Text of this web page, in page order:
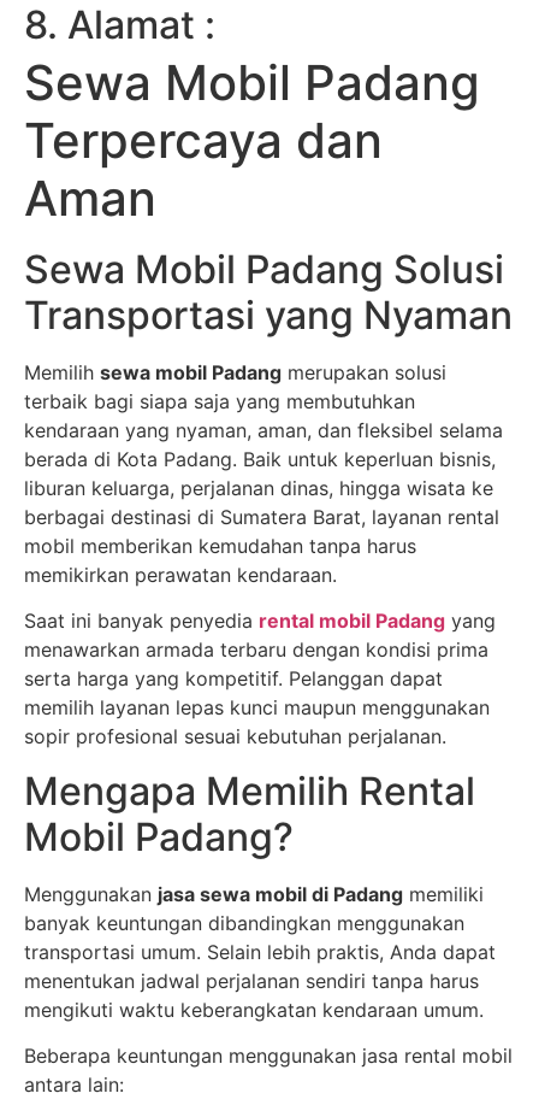
8. Alamat :
Sewa Mobil Padang
Terpercaya dan
Aman
Sewa Mobil Padang Solusi
Transportasi yang Nyaman
Memilih sewa mobil Padang merupakan solusi
terbaik bagi siapa saja yang membutuhkan
kendaraan yang nyaman, aman, dan fleksibel selama
berada di Kota Padang. Baik untuk keperluan bisnis,
liburan keluarga, perjalanan dinas, hingga wisata ke
berbagai destinasi di Sumatera Barat, layanan rental
mobil memberikan kemudahan tanpa harus
memikirkan perawatan kendaraan.
Saat ini banyak penyedia rental mobil Padang yang
menawarkan armada terbaru dengan kondisi prima
serta harga yang kompetitif. Pelanggan dapat
memilih layanan lepas kunci maupun menggunakan
sopir profesional sesuai kebutuhan perjalanan.
Mengapa Memilih Rental
Mobil Padang?
Menggunakan jasa sewa mobil di Padang memiliki
banyak keuntungan dibandingkan menggunakan
transportasi umum. Selain lebih praktis, Anda dapat
menentukan jadwal perjalanan sendiri tanpa harus
mengikuti waktu keberangkatan kendaraan umum.
Beberapa keuntungan menggunakan jasa rental mobil
antara lain: